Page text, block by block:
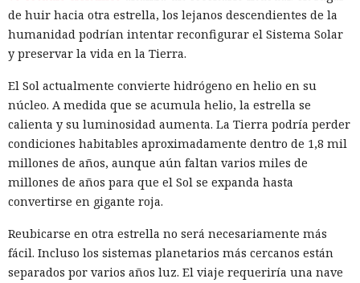
de huir hacia otra estrella, los lejanos descendientes de la
humanidad podrían intentar reconfigurar el Sistema Solar
y preservar la vida en la Tierra.
El Sol actualmente convierte hidrógeno en helio en su
núcleo. A medida que se acumula helio, la estrella se
calienta y su luminosidad aumenta. La Tierra podría perder
condiciones habitables aproximadamente dentro de 1,8 mil
millones de años, aunque aún faltan varios miles de
millones de años para que el Sol se expanda hasta
convertirse en gigante roja.
Reubicarse en otra estrella no será necesariamente más
fácil. Incluso los sistemas planetarios más cercanos están
separados por varios años luz. El viaje requeriría una nave